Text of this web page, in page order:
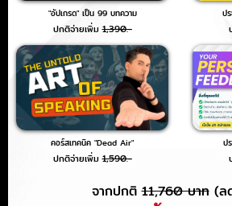
"อัปเกรด" เป็น 99 บทความ
ปกติจ่ายเพิ่ม1,390.-
คอร์สเทคนิค "Dead Air"
ปกติจ่ายเพิ่ม1,590.-
ป
ป
จากปกติ11,760 บาท(ล